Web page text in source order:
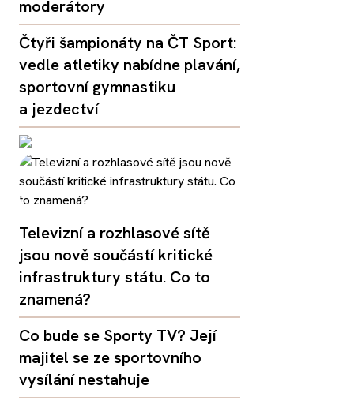
moderátory
Čtyři šampionáty na ČT Sport:
vedle atletiky nabídne plavání,
sportovní gymnastiku
a jezdectví
Televizní a rozhlasové sítě
jsou nově součástí kritické
infrastruktury státu. Co to
znamená?
Co bude se Sporty TV? Její
majitel se ze sportovního
vysílání nestahuje